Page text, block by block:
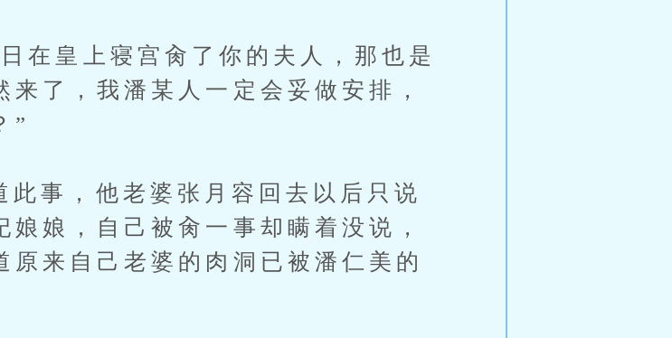
皇上寝宫肏了你的夫人，那也是
了，我潘某人一定会妥做安排，
”
，他老婆张月容回去以后只说
娘，自己被肏一事却瞒着没说，
原来自己老婆的肉洞已被潘仁美的